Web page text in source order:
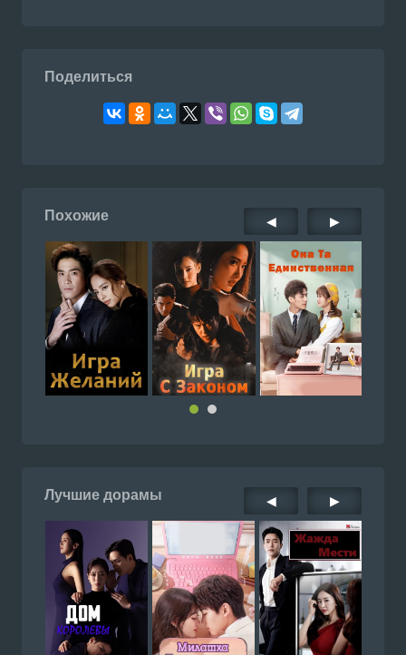
Поделиться
Похожие ◀ ▶
Лучшие дорамы ◀ ▶